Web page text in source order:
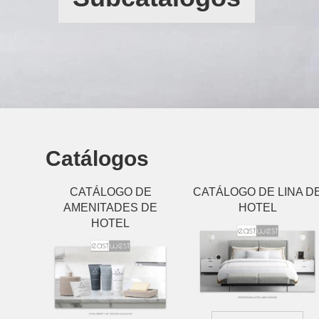
Catálogos
CATÁLOGO DE
AMENITADES DE
HOTEL
CATÁLOGO DE LINA
HOTEL